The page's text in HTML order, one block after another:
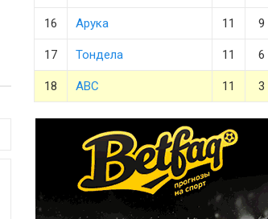
16 Арука 11 9
17 Тондела 11 6
18 АВС 11 3